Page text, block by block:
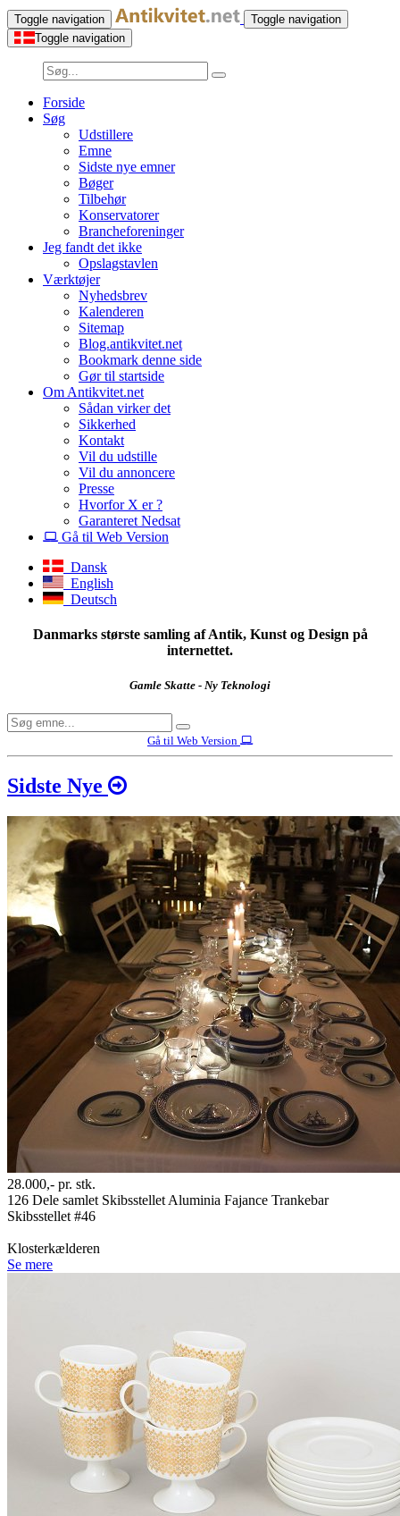
Toggle navigation
Toggle navigation
Toggle navigation
Forside
Søg
Udstillere
Emne
Sidste nye emner
Bøger
Tilbehør
Konservatorer
Brancheforeninger
Jeg fandt det ikke
Opslagstavlen
Værktøjer
Nyhedsbrev
Kalenderen
Sitemap
Blog.antikvitet.net
Bookmark denne side
Gør til startside
Om Antikvitet.net
Sådan virker det
Sikkerhed
Kontakt
Vil du udstille
Vil du annoncere
Presse
Hvorfor X er ?
Garanteret Nedsat
Gå til Web Version
Dansk
English
Deutsch
Danmarks største samling af Antik, Kunst og Design på
internettet.
Gamle Skatte - Ny Teknologi
Gå til Web Version
Sidste Nye
28.000,- pr. stk.
126 Dele samlet Skibsstellet Aluminia Fajance Trankebar
Skibsstellet #46
Klosterkælderen
Se mere